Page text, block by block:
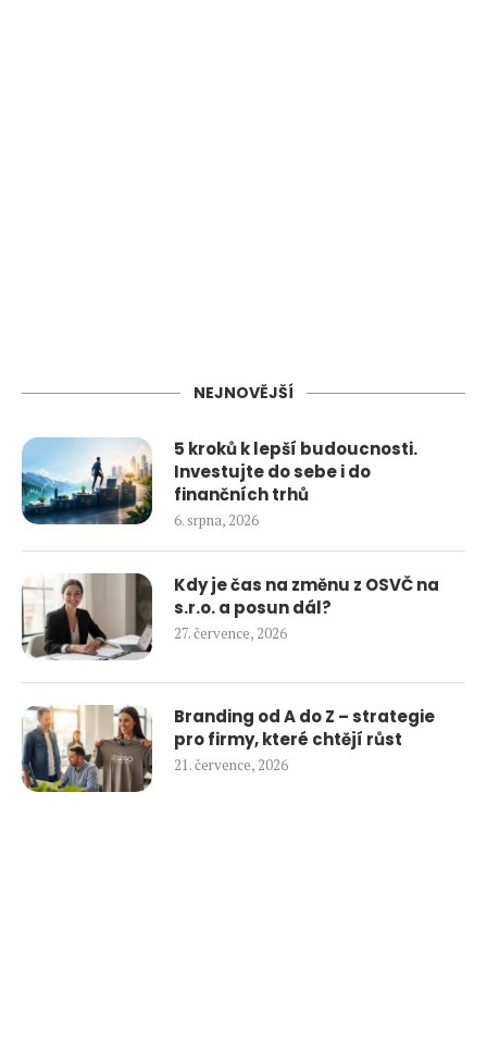
NEJNOVĚJŠÍ
5 kroků k lepší budoucnosti.
Investujte do sebe i do
finančních trhů
6. srpna, 2026
Kdy je čas na změnu z OSVČ na
s.r.o. a posun dál?
27. července, 2026
Branding od A do Z – strategie
pro firmy, které chtějí růst
21. července, 2026